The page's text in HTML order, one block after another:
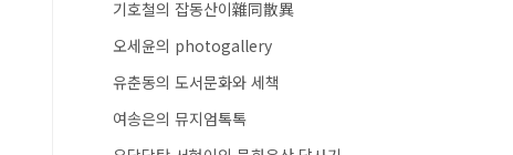
기호철의 잡동산이雜同散異
오세윤의 photogallery
유춘동의 도서문화와 세책
여송은의 뮤지엄톡톡